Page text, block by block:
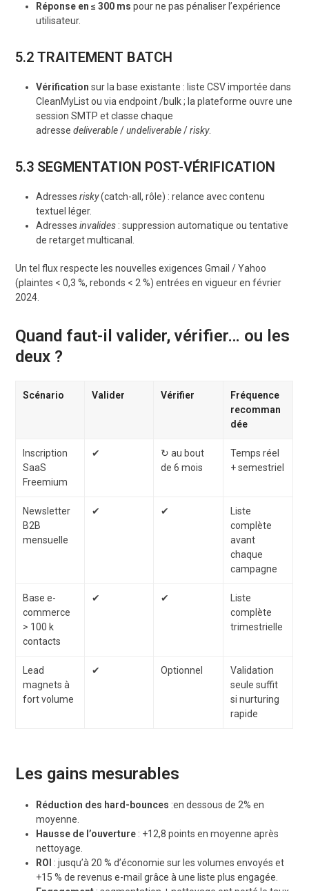
Réponse en ≤ 300 ms pour ne pas pénaliser l’expérience
utilisateur.
5.2 TRAITEMENT BATCH
Vérification sur la base existante : liste CSV importée dans
CleanMyList ou via endpoint/bulk; la plateforme ouvre une
session SMTP et classe chaque
adressedeliverable/undeliverable/risky.
5.3 SEGMENTATION POST-VÉRIFICATION
Adressesrisky(catch-all, rôle) : relance avec contenu
textuel léger.
Adressesinvalides : suppression automatique ou tentative
de retarget multicanal.
Un tel flux respecte les nouvelles exigences Gmail / Yahoo
(plaintes < 0,3 %, rebonds < 2 %) entrées en vigueur en février
2024.
Quand faut-il valider, vérifier… ou les
deux ?
Scénario Valider Vérifier
Fréquence
recomman
dée
Inscription
SaaS
Freemium
✔︎
↻ au bout
de 6 mois
Temps réel
+ semestriel
Newsletter
B2B
mensuelle
✔︎ ✔︎
Liste
complète
avant
chaque
campagne
Base e-
commerce
> 100 k
contacts
✔︎ ✔︎
Liste
complète
trimestrielle
Lead
magnets à
fort volume
✔︎ Optionnel
Validation
seule suffit
si nurturing
rapide
Les gains mesurables
Réduction des hard-bounces :en dessous de 2% en
moyenne.
Hausse de l’ouverture : +12,8 points en moyenne après
nettoyage.
ROI : jusqu’à 20 % d’économie sur les volumes envoyés et
+15 % de revenus e-mail grâce à une liste plus engagée.